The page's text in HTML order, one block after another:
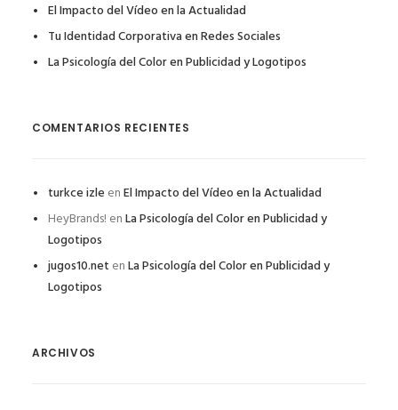
El Impacto del Vídeo en la Actualidad
Tu Identidad Corporativa en Redes Sociales
La Psicología del Color en Publicidad y Logotipos
COMENTARIOS RECIENTES
turkce izle enEl Impacto del Vídeo en la Actualidad
HeyBrands! enLa Psicología del Color en Publicidad y
Logotipos
jugos10.net enLa Psicología del Color en Publicidad y
Logotipos
ARCHIVOS